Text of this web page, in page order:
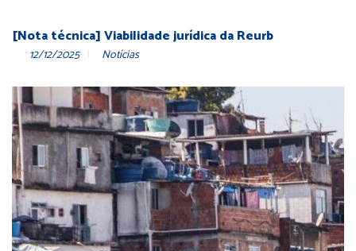
[Nota técnica] Viabilidade jurídica da Reurb
12/12/2025 Notícias